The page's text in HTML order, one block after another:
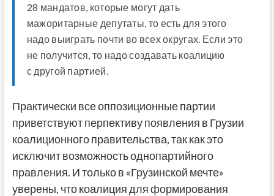
28 мандатов, которые могут дать
мажоритарные депутаты, то есть для этого
надо выиграть почти во всех округах. Если это
не получится, то надо создавать коалицию
с другой партией.
Практически все оппозиционные партии
приветствуют перпективу появления в Грузии
коалиционного правительства, так как это
исключит возможность однопартийного
правления. И только в «Грузинской мечте»
уверены, что коалиция для формирования